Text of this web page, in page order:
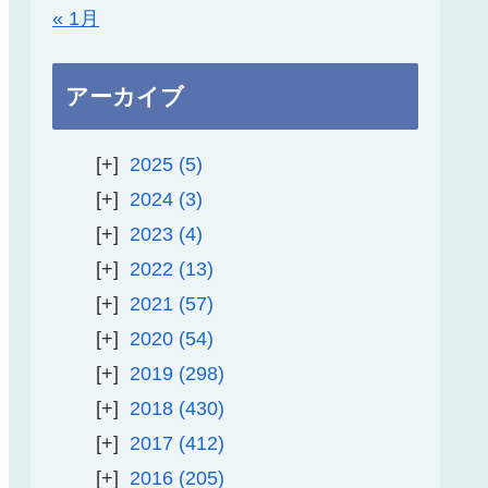
« 1月
アーカイブ
2025 5
2024 3
2023 4
2022
13
2021
57
2020 54
2019 298
2018 430
2017 412
2016 205